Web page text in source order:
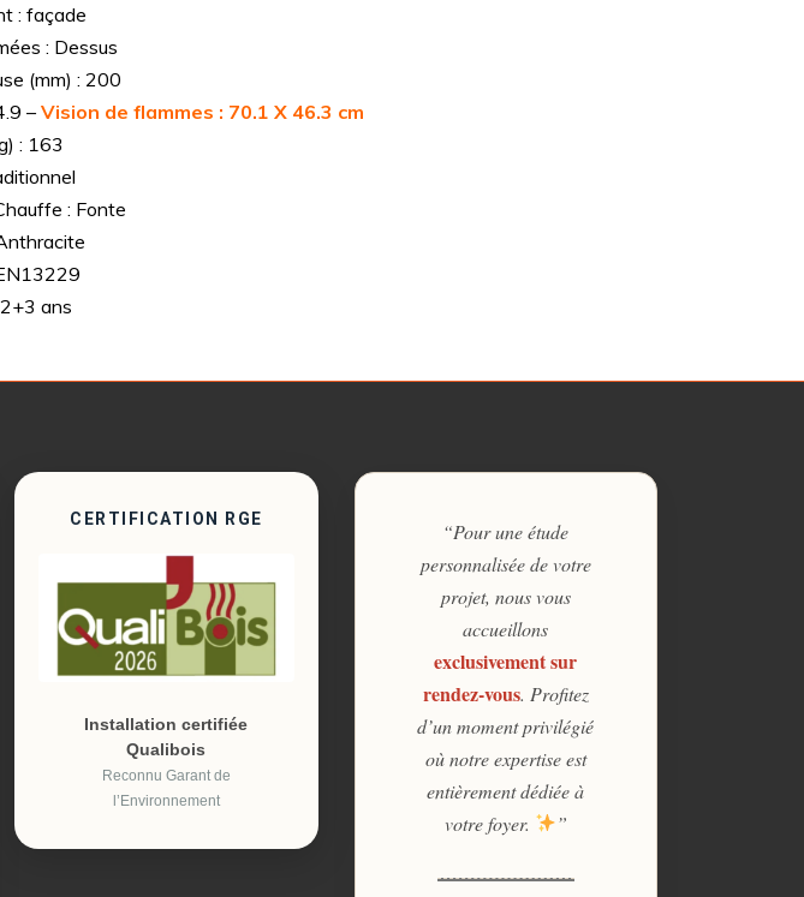
: façade
: Dessus
(mm) : 200
–Vision de flammes : 70.1 X 46.3 cm
: 163
: Fonte
ans
CERTIFICATION RGE
Installation certifiée
Qualibois
Reconnu Garant de
l’Environnement
“Pour une étude
personnalisée de votre
projet, nous vous
accueillons
exclusivement sur
rendez-vous. Profitez
d’un moment privilégié
où notre expertise est
entièrement dédiée à
votre foyer.
”